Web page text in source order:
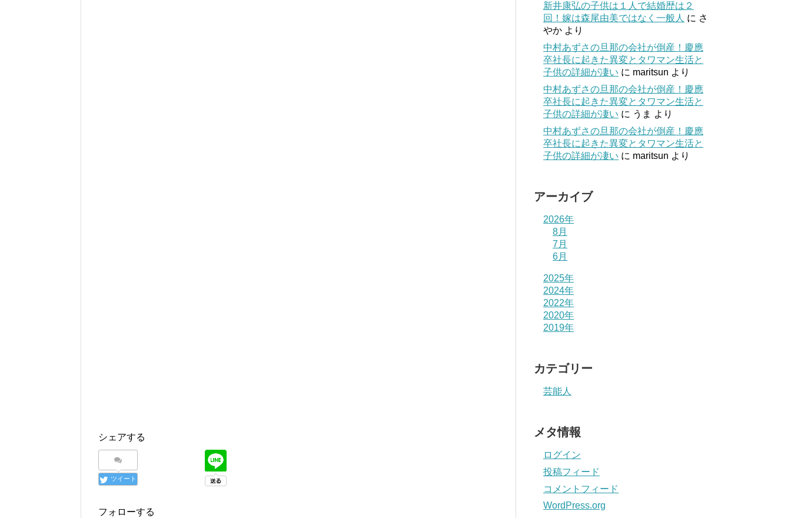
シェアする
ツイート
フォローする
新井康弘の子供は１人で結婚歴は２
回！嫁は森尾由美ではなく一般人 に さ
やか より
中村あずさの旦那の会社が倒産！慶應
卒社長に起きた異変とタワマン生活と
子供の詳細が凄い に maritsun より
中村あずさの旦那の会社が倒産！慶應
卒社長に起きた異変とタワマン生活と
子供の詳細が凄い に うま より
中村あずさの旦那の会社が倒産！慶應
卒社長に起きた異変とタワマン生活と
子供の詳細が凄い に maritsun より
アーカイブ
2026年
8月
7月
6月
2025年
2024年
2022年
2020年
2019年
カテゴリー
芸能人
メタ情報
ログイン
投稿フィード
コメントフィード
WordPress.org